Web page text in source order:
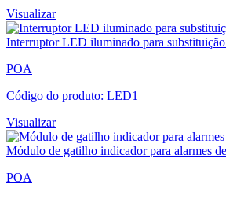
Visualizar
Interruptor LED iluminado para
POA
Código do produto: LED1
Visualizar
Módulo de gatilho indicador para alarmes
POA